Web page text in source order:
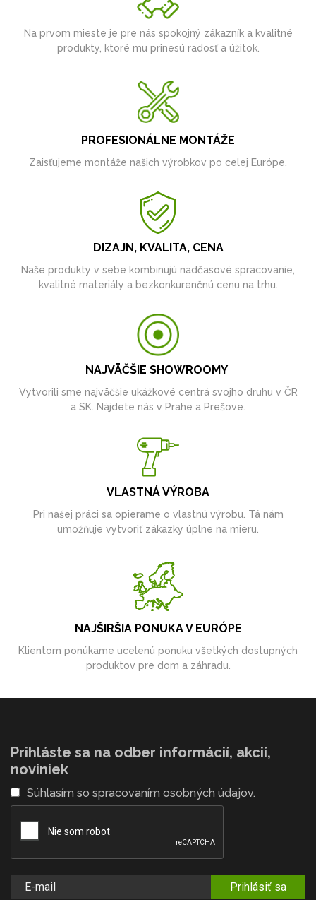
Na prvom mieste je pre nás spokojný zákazník a kvalitné
produkty, ktoré mu prinesú radosť a úžitok.
PROFESIONÁLNE MONTÁŽE
Zaisťujeme montáže našich výrobkov po celej Európe.
DIZAJN, KVALITA, CENA
Naše produkty v sebe kombinujú nadčasové spracovanie,
kvalitné materiály a bezkonkurenčnú cenu na trhu.
NAJVÄČŠIE SHOWROOMY
Vytvorili sme najväčšie ukážkové centrá svojho druhu v ČR
a SK. Nájdete nás v Prahe a Prešove.
VLASTNÁ VÝROBA
Pri našej práci sa opierame o vlastnú výrobu. Tá nám
umožňuje vytvoriť zákazky úplne na mieru.
NAJŠIRŠIA PONUKA V EURÓPE
Klientom ponúkame ucelenú ponuku všetkých dostupných
produktov pre dom a záhradu.
Prihláste sa na odber informácií, akcií,
noviniek
Súhlasím so spracovaním osobných údajov.
Prihlásiť sa